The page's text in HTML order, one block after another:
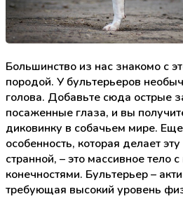
Большинство из нас знакомо с
породой. У бультерьеров
голова. Добавьте сюда острые
посаженные глаза, и вы
диковинку в собачьем мире.
особенность, которая делает
странной, – это массивное тело
конечностями. Бультерьер –
требующая высокий уровень